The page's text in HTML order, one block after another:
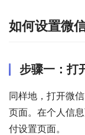
如何设置微
步骤一：打
同样地，打开微
页面。在个人信
付设置页面。